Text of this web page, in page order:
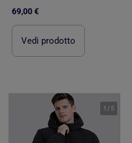
69,00 €
Vedi prodotto
1 / 5